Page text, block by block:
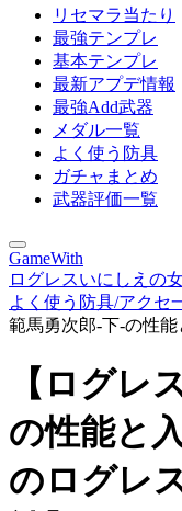
リセマラ当たり
最強テンプレ
基本テンプレ
最新アプデ情報
最強Add武器
メダル一覧
よく使う防具
ガチャまとめ
武器評価一覧
GameWith
ログレスいにしえの
よく使う防具/アクセ
範馬勇次郎-下-の性
【ログレ
の性能と
のログレ